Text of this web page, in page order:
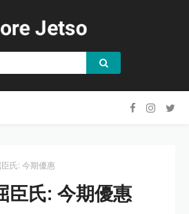
氏: 今期優惠
氏: 今期優惠